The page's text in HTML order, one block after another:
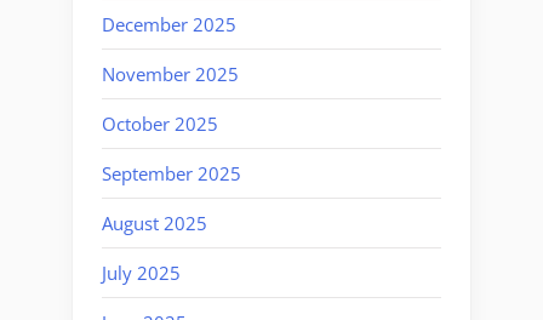
December 2025
November 2025
October 2025
September 2025
August 2025
July 2025